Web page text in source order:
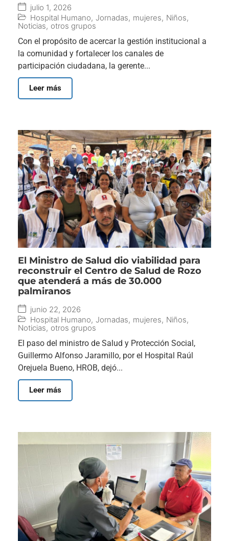
julio 1, 2026
Hospital Humano, Jornadas, mujeres, Niños,
Noticias, otros grupos
Con el propósito de acercar la gestión institucional a
la comunidad y fortalecer los canales de
participación ciudadana, la gerente...
Leer más
El Ministro de Salud dio viabilidad para
reconstruir el Centro de Salud de Rozo
que atenderá a más de 30.000
palmiranos
junio 22, 2026
Hospital Humano, Jornadas, mujeres, Niños,
Noticias, otros grupos
El paso del ministro de Salud y Protección Social,
Guillermo Alfonso Jaramillo, por el Hospital Raúl
Orejuela Bueno, HROB, dejó...
Leer más